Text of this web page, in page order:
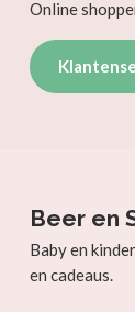
Online
Beer en
Baby en
en cadeaus.